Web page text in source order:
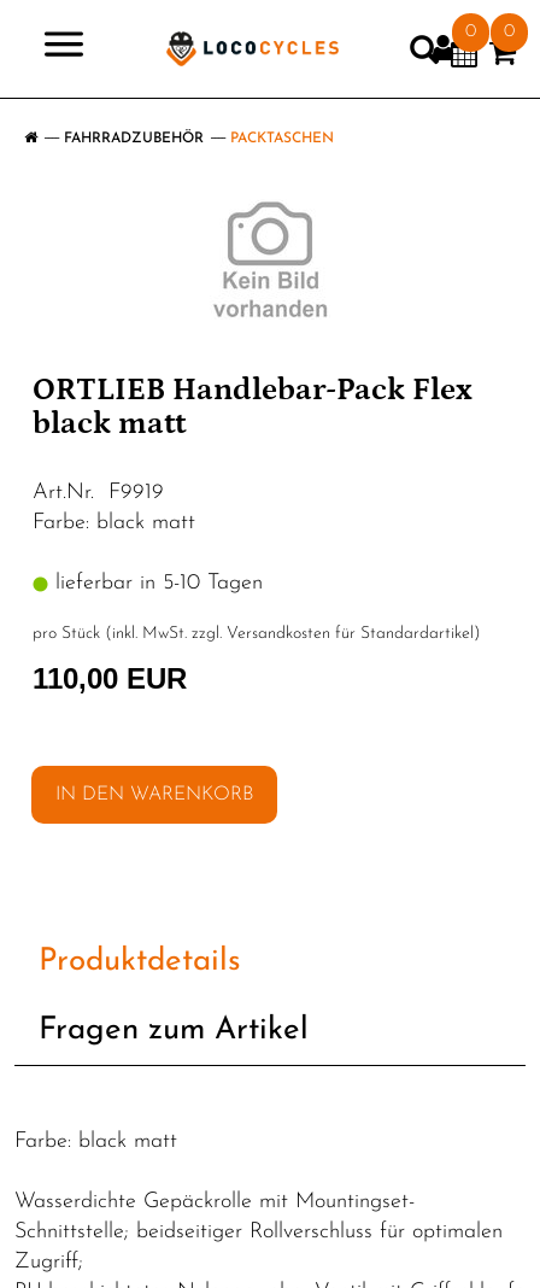
0 0
FAHRRADZUBEHÖR PACKTASCHEN
ORTLIEB Handlebar-Pack Flex
black matt
Art.Nr. F9919
Farbe: black matt
lieferbar in 5-10 Tagen
pro Stück (inkl. MwSt. zzgl. Versandkosten für Standardartikel )
110,00 EUR
IN DEN WARENKORB
Produktdetails
Fragen zum Artikel
Farbe: black matt
Wasserdichte Gepäckrolle mit Mountingset-
Schnittstelle; beidseitiger Rollverschluss für optimalen
Zugriff;